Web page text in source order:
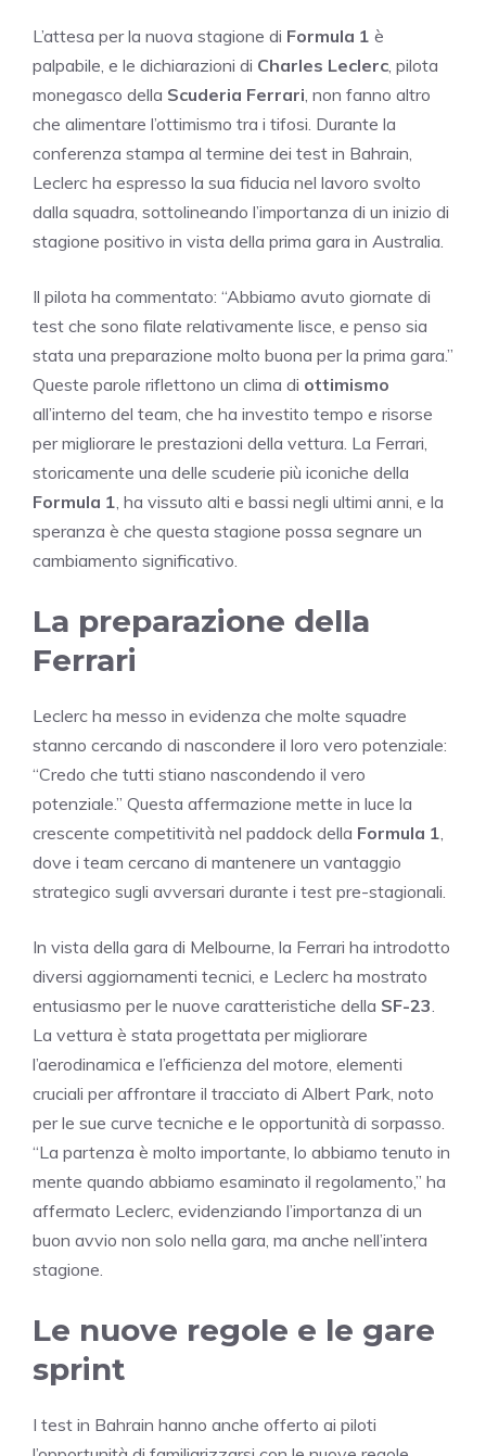
L’attesa per la nuova stagione di Formula 1 è
palpabile, e le dichiarazioni di Charles Leclerc , pilota
monegasco della Scuderia Ferrari , non fanno altro
che alimentare l’ottimismo tra i tifosi. Durante la
conferenza stampa al termine dei test in Bahrain,
Leclerc ha espresso la sua fiducia nel lavoro svolto
dalla squadra, sottolineando l’importanza di un inizio di
stagione positivo in vista della prima gara in Australia.
Il pilota ha commentato: “Abbiamo avuto giornate di
test che sono filate relativamente lisce, e penso sia
stata una preparazione molto buona per la prima gara.”
Queste parole riflettono un clima di ottimismo
all’interno del team, che ha investito tempo e risorse
per migliorare le prestazioni della vettura. La Ferrari,
storicamente una delle scuderie più iconiche della
Formula 1 , ha vissuto alti e bassi negli ultimi anni, e la
speranza è che questa stagione possa segnare un
cambiamento significativo.
La preparazione della
Ferrari
Leclerc ha messo in evidenza che molte squadre
stanno cercando di nascondere il loro vero potenziale:
“Credo che tutti stiano nascondendo il vero
potenziale.” Questa affermazione mette in luce la
crescente competitività nel paddock della Formula 1
dove i team cercano di mantenere un vantaggio
strategico sugli avversari durante i test pre-stagionali.
In vista della gara di Melbourne, la Ferrari ha introdotto
diversi aggiornamenti tecnici, e Leclerc ha mostrato
entusiasmo per le nuove caratteristiche della SF-23
La vettura è stata progettata per migliorare
l’aerodinamica e l’efficienza del motore, elementi
cruciali per affrontare il tracciato di Albert Park, noto
per le sue curve tecniche e le opportunità di sorpasso.
“La partenza è molto importante, lo abbiamo tenuto in
mente quando abbiamo esaminato il regolamento,” ha
affermato Leclerc, evidenziando l’importanza di un
buon avvio non solo nella gara, ma anche nell’intera
stagione.
Le nuove regole e le gare
sprint
I test in Bahrain hanno anche offerto ai piloti